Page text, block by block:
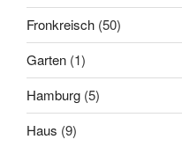
Fronkreisch (50)
Garten (1)
Hamburg (5)
Haus (9)